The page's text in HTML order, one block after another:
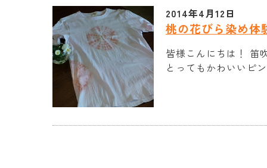
2014年4月12日
桃の花びら染め体
皆様こんにちは！ 笛
とってもかわいいピ